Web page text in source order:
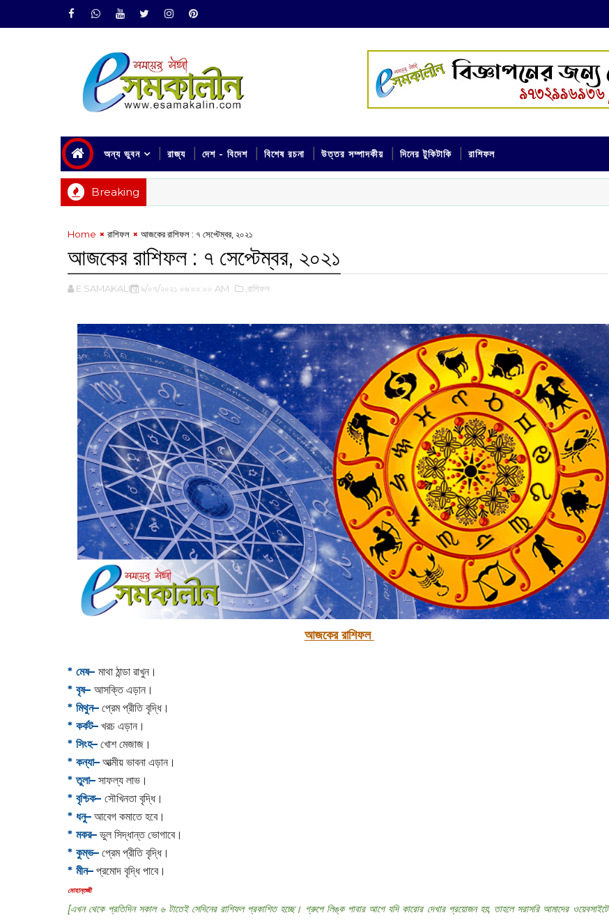
অন্য ভুবন রাজ্য দেশ - বিদেশ বিশেষ রচনা উত্তর সম্পাদকীয় দিনের টুকিটাকি রাশিফল
Breaking
Home রাশিফল আজকের রাশিফল : ৭ সেপ্টেম্বর, ‌২০২১
আজকের রাশিফল : ৭ সেপ্টেম্বর, ‌২০২১
E SAMAKALIN ৯/০৭/২০২১ ০৬:০০:০০ AM ,রাশিফল
আজকের রাশিফল
* মেষ– মাথা ঠান্ডা রাখুন।
* বৃষ– আসক্তি এড়ান।
* মিথুন– প্রেম প্রীতি বৃদ্ধি।
* কর্কট– খরচ এড়ান।
* সিংহ– খোশ মেজাজ।
* কন্যা– আত্মীয় ভাবনা এড়ান।
* তুলা– সাফল্য লাভ।
* বৃশ্চিক– সৌখিনতা বৃদ্ধি।
* ধনু– আবেগ কমাতে হবে।
* মকর– ভুল সিদ্ধান্ত ভোগাবে।‌
* কুম্ভ– প্রেম প্রীতি বৃদ্ধি।
* মীন– প্রমোদ বৃদ্ধি পাবে।
‌মোহান্তজী‌‌‌‌‌‌‌‌‌‌‌‌‌‌‌‌‌
[এখন থেকে প্রতিদিন সকাল ৬ টাতেই সেদিনের রাশিফল প্রকাশিত হচ্ছে। গ্রুপে লিঙ্ক পাবার আগে যদি কারোর দেখার প্রয়োজন হয়, তাহলে সরাসরি আমাদের ওয়েবসাইটে